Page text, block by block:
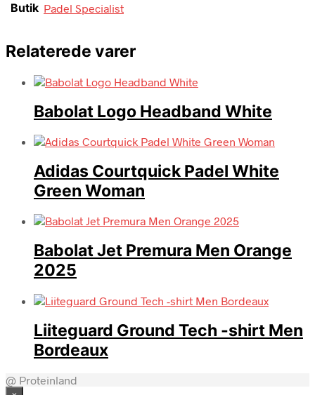
Butik Padel Specialist
Relaterede varer
Babolat Logo Headband White
Adidas Courtquick Padel White
Green Woman
Babolat Jet Premura Men Orange
2025
Liiteguard Ground Tech -shirt Men
Bordeaux
@ Proteinland